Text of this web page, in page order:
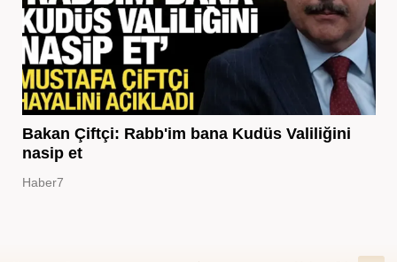
Bakan Çiftçi: Rabb'im bana Kudüs Valiliğini
nasip et
Haber7